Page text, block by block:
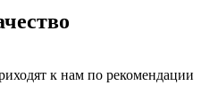
к нам по рекомендации